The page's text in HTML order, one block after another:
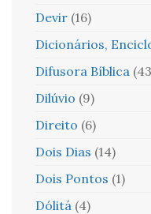
Devir (16)
Dicionários,
Difusora Bíblica
Dilúvio (9)
Direito (6)
Dois Dias (14)
Dois Pontos (1)
Dólitá (4)